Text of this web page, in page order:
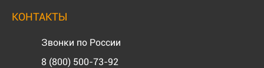
КОНТАКТЫ
Звонки по России
8 (800) 500-73-92